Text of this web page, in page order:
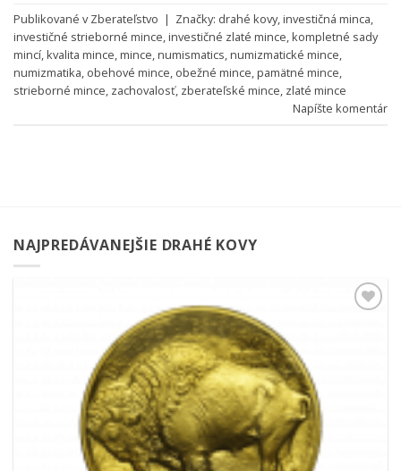
Publikované vZberateľstvo | Značky: drahé kovy,investičná minca,
investičné strieborné mince,investičné zlaté mince,kompletné sady
mincí,kvalita mince,mince,numismatics,numizmatické mince,
numizmatika, obehové mince, obežné mince,pamätné mince,
strieborné mince, zachovalosť, zberateľské mince, zlaté mince
Napíšte komentár
NAJPREDÁVANEJŠIE DRAHÉ KOVY